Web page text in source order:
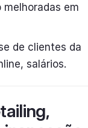
em
de clientes da
salários.